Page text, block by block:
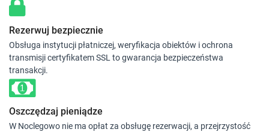
Rezerwuj bezpiecznie
Obsługa instytucji płatniczej, weryfikacja obiektów i ochrona
transmisji certyfikatem SSL to gwarancja bezpieczeństwa
transakcji.
Oszczędzaj pieniądze
W Noclegowo nie ma opłat za obsługę rezerwacji, a przejrzystość